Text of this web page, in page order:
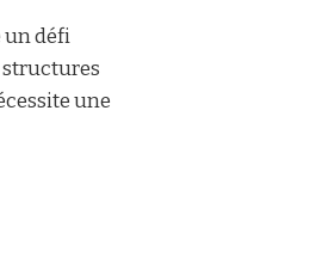
un défi
structures
une